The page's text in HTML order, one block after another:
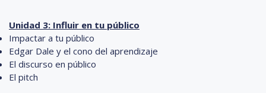
Unidad 3: Influir en tu público
Impactar a tu público
Edgar Dale y el cono del aprendizaje
El discurso en público
El pitch